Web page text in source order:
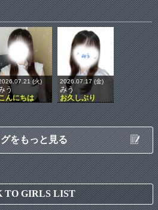
(火)
う
んにちは
2026.07.17 (金)
みう
お久しぶり
をもっと見る
TO GIRLS LIST